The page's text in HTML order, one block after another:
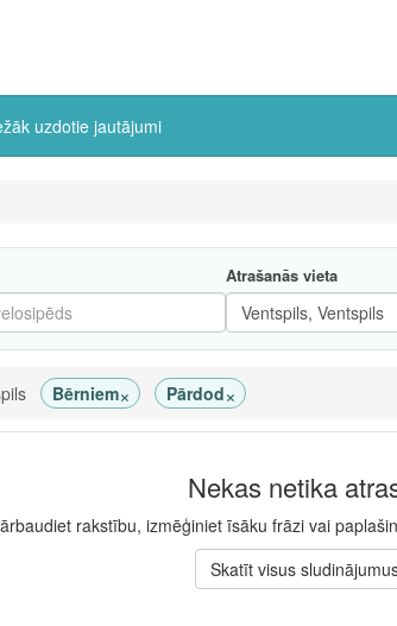
uzdotie jautājumi
Atrašanās vieta
Bērniem× Pārdod×
Nekas netika
rakstību, izmēģiniet īsāku frāzi vai
Skatīt visus